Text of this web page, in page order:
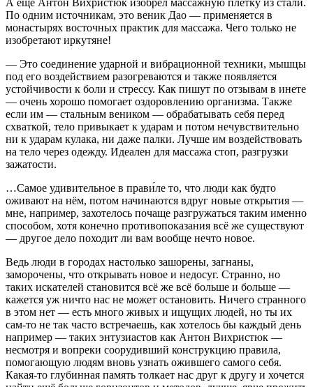
По одним источникам, это веник Дао — применяется в
монастырях восточных практик для массажа. Чего только не
изобретают иркутяне!
— Это соединение ударной и вибрационной техники, мышцы
под его воздействием разогреваются и также появляется
устойчивости к боли и стрессу. Как пишут по отзывам в инете
— очень хорошо помогает оздоровлению организма. Также
если им — стальным веником — обрабатывать себя перед
схваткой, тело привыкает к ударам и потом нечувствительно
ни к ударам кулака, ни даже палки. Лучше им воздействовать
на тело через одежду. Идеален для массажа стоп, разгрузки
зажатости.
…Самое удивительное в прави́ле то, что люди как будто
оживают на нём, потом начинаются вдруг новые открытия —
мне, например, захотелось почаще разгружаться таким именно
способом, хотя конечно противопоказания всё же существуют
— другое дело походит ли вам вообще нечто новое.
Ведь люди в городах настолько зашорены, загнаны,
заморочены, что открывать новое и недосуг. Странно, но
таких искателей становится всё же всё больше и больше —
кажется уж ничто нас не может остановить. Ничего странного
в этом нет — есть много живых и ищущих людей, но ты их
сам-то не так часто встречаешь, как хотелось бы каждый день
например — таких энтузиастов как Антон Вихристюк —
несмотря и вопреки соорудивший конструкцию правила,
помогающую людям вновь узнать ожившего самого себя.
Какая-то глубинная память толкает нас друг к другу и хочется